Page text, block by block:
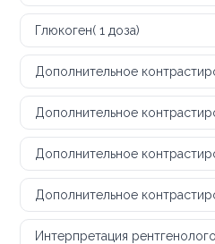
Глюкоген( 1 доза)
Дополнительное
Дополнительное
Дополнительное
Дополнительное
Интерпретация